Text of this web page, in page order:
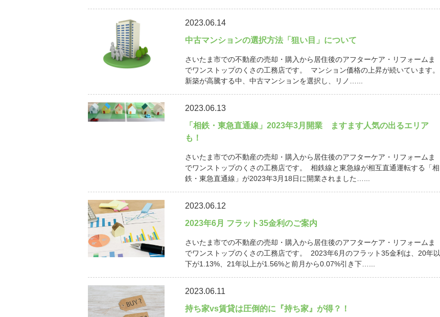
2023.06.14
中古マンションの選択方法「狙い目」について
さいたま市での不動産の売却・購入から居住後のアフターケア・リフォームま
でワンストップのくさの工務店です。 マンション価格の上昇が続いています。
新築が高騰する中、中古マンションを選択し、リノ…...
2023.06.13
「相鉄・東急直通線」2023年3月開業 ますます人気の出るエリア
も！
さいたま市での不動産の売却・購入から居住後のアフターケア・リフォームま
でワンストップのくさの工務店です。 相鉄線と東急線が相互直通運転する「相
鉄・東急直通線」が2023年3月18日に開業されました…...
2023.06.12
2023年6月 フラット35金利のご案内
さいたま市での不動産の売却・購入から居住後のアフターケア・リフォームま
でワンストップのくさの工務店です。 2023年6月のフラット35金利は、20年以
下が1.13%、21年以上が1.56%と前月から0.07%引き下…...
2023.06.11
持ち家vs賃貸は圧倒的に『持ち家』が得？！